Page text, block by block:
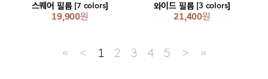
스퀘어 필름 [7 colors]
19,900원
와이드 필름 [3 colors]
21,400원
≪ ＜ 1 2 3 4 5 ＞ ≫